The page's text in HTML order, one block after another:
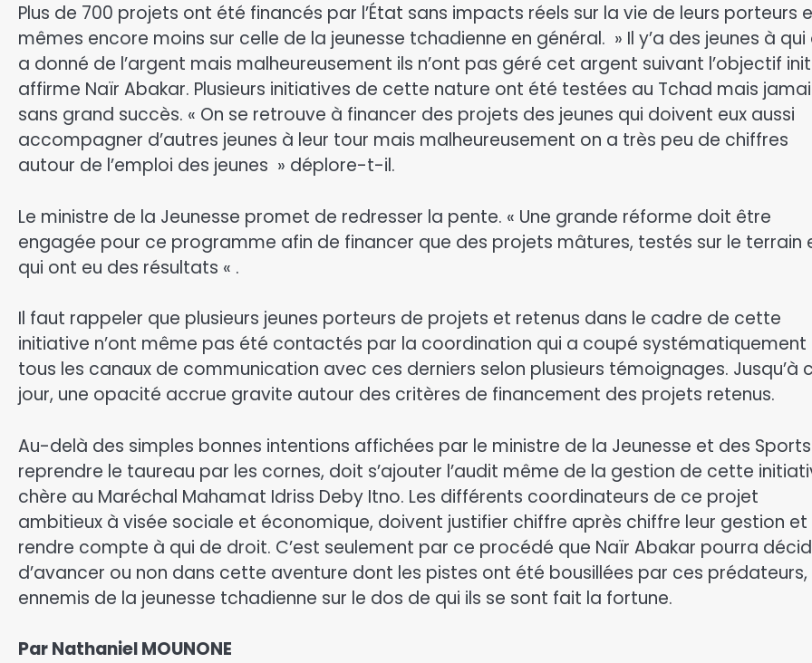
Plus de 700 projets ont été financés par l’État sans impacts réels sur la vie de leurs porteurs
mêmes encore moins sur celle de la jeunesse tchadienne en général. » Il y’a des jeunes à qui
a donné de l’argent mais malheureusement ils n’ont pas géré cet argent suivant l’objectif
affirme Naïr Abakar. Plusieurs initiatives de cette nature ont été testées au Tchad mais
sans grand succès. « On se retrouve à financer des projets des jeunes qui doivent eux aussi
accompagner d’autres jeunes à leur tour mais malheureusement on a très peu de chiffres
autour de l’emploi des jeunes » déplore-t-il.
Le ministre de la Jeunesse promet de redresser la pente. « Une grande réforme doit être
engagée pour ce programme afin de financer que des projets mâtures, testés sur le terrain
qui ont eu des résultats « .
Il faut rappeler que plusieurs jeunes porteurs de projets et retenus dans le cadre de cette
initiative n’ont même pas été contactés par la coordination qui a coupé systématiquement
tous les canaux de communication avec ces derniers selon plusieurs témoignages. Jusqu’à
jour, une opacité accrue gravite autour des critères de financement des projets retenus.
Au-delà des simples bonnes intentions affichées par le ministre de la Jeunesse et des
reprendre le taureau par les cornes, doit s’ajouter l’audit même de la gestion de cette
chère au Maréchal Mahamat Idriss Deby Itno. Les différents coordinateurs de ce projet
ambitieux à visée sociale et économique, doivent justifier chiffre après chiffre leur gestion et
rendre compte à qui de droit. C’est seulement par ce procédé que Naïr Abakar pourra
d’avancer ou non dans cette aventure dont les pistes ont été bousillées par ces prédateurs,
ennemis de la jeunesse tchadienne sur le dos de qui ils se sont fait la fortune.
Par Nathaniel MOUNONE